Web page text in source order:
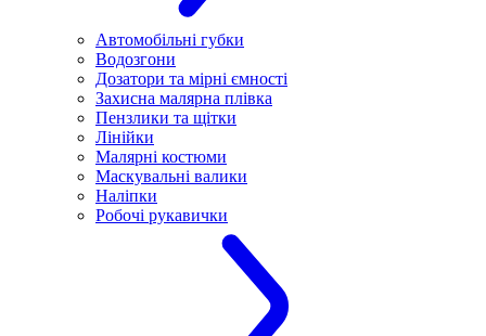
Автомобільні губки
Водозгони
Дозатори та мірні ємності
Захисна малярна плівка
Пензлики та щітки
Лінійки
Малярні костюми
Маскувальні валики
Наліпки
Робочі рукавички